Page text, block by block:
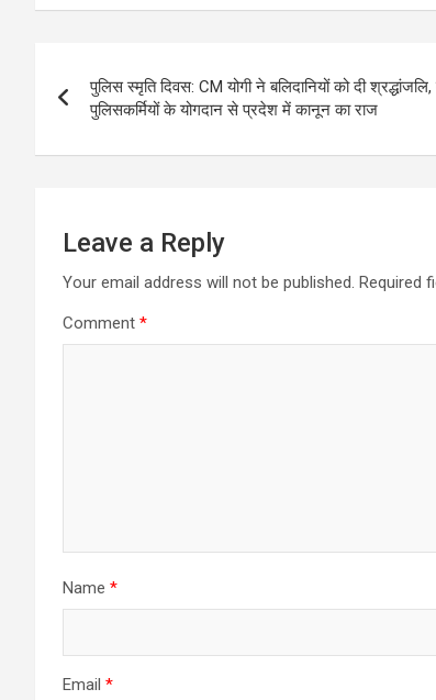
navigation
पुलिस स्मृति दिवस: CM योगी ने बलिदानियों को दी
पुलिसकर्मियों के योगदान से प्रदेश में कानून का राज
Leave a Reply
Your email address will not be published. Required
Comment *
Name *
Email *